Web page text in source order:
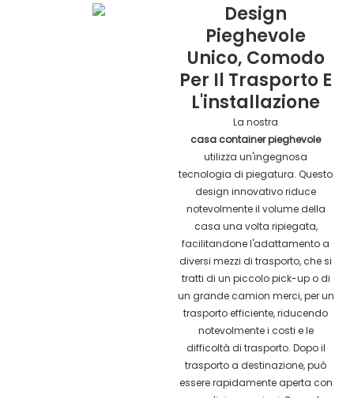
Design
Pieghevole
Unico, Comodo
Per Il Trasporto E
L'installazione
La nostra
casa container pieghevole
utilizza un'ingegnosa
tecnologia di piegatura. Questo
design innovativo riduce
notevolmente il volume della
casa una volta ripiegata,
facilitandone l'adattamento a
diversi mezzi di trasporto, che si
tratti di un piccolo pick-up o di
un grande camion merci, per un
trasporto efficiente, riducendo
notevolmente i costi e le
difficoltà di trasporto. Dopo il
trasporto a destinazione, può
essere rapidamente aperta con